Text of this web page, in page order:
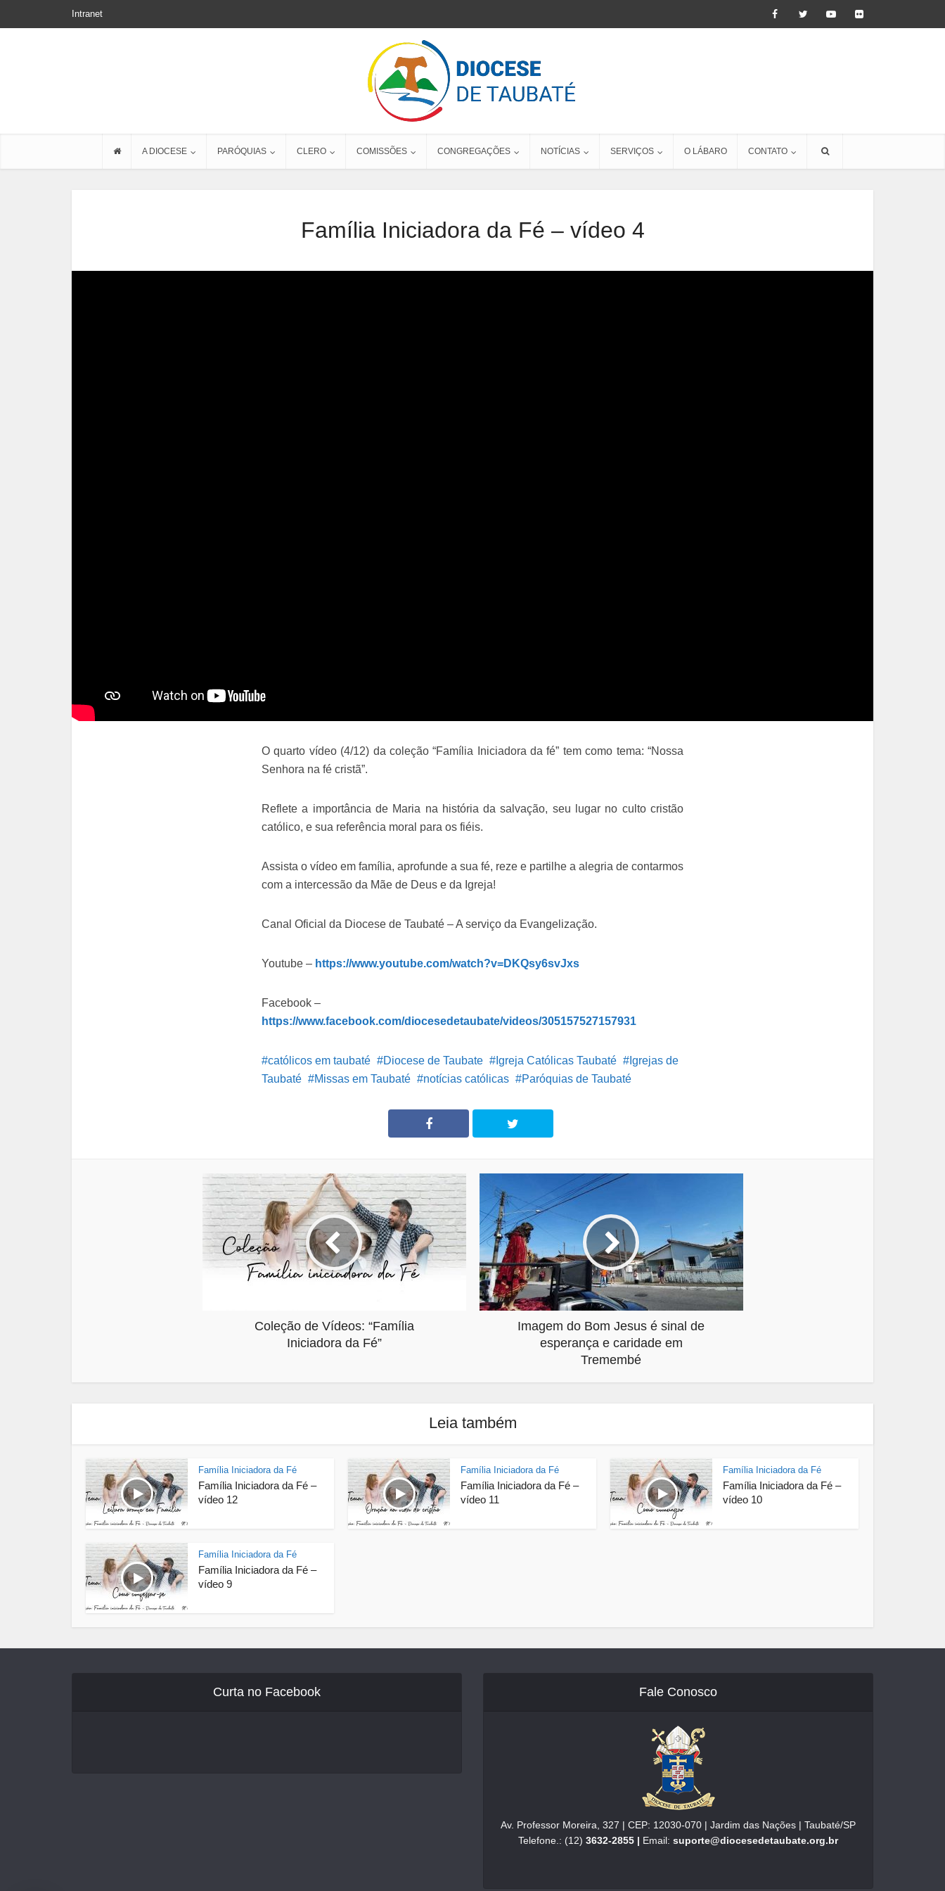
Intranet
A DIOCESE PARÓQUIAS CLERO COMISSÕES CONGREGAÇÕES NOTÍCIAS SERVIÇOS O LÁBARO CONTATO
Família Iniciadora da Fé – vídeo 4
O quarto vídeo (4/12) da coleção “Família Iniciadora da fé” tem como tema: “Nossa
Senhora na fé cristã”.
Reflete a importância de Maria na história da salvação, seu lugar no culto cristão
católico, e sua referência moral para os fiéis.
Assista o vídeo em família, aprofunde a sua fé, reze e partilhe a alegria de contarmos
com a intercessão da Mãe de Deus e da Igreja!
Canal Oficial da Diocese de Taubaté – A serviço da Evangelização.
Youtube – https://www.youtube.com/watch?v=DKQsy6svJxs
Facebook –
https://www.facebook.com/diocesedetaubate/videos/305157527157931
católicos em taubaté Diocese de Taubate Igreja Católicas Taubaté
Igrejas de
Taubaté
Missas em Taubaté notícias católicas Paróquias de Taubaté
Coleção de Vídeos: “Família
Iniciadora da Fé”
Imagem do Bom Jesus é sinal de
esperança e caridade em
Tremembé
Leia também
Família Iniciadora da Fé
Família Iniciadora da Fé –
vídeo 12
Família Iniciadora da Fé
Família Iniciadora da Fé –
vídeo 11
Família Iniciadora da Fé
Família Iniciadora da Fé –
vídeo 10
Família Iniciadora da Fé
Família Iniciadora da Fé –
vídeo 9
Curta no Facebook Fale Conosco
Av. Professor Moreira, 327 | CEP: 12030-070 | Jardim das Nações | Taubaté/SP
Telefone.: (12) 3632-2855 | Email: suporte@diocesedetaubate.org.br